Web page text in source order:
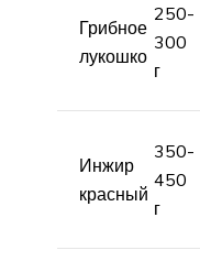
Грибное
лукошко
250-
300
г
Инжир
красный
350-
450
г